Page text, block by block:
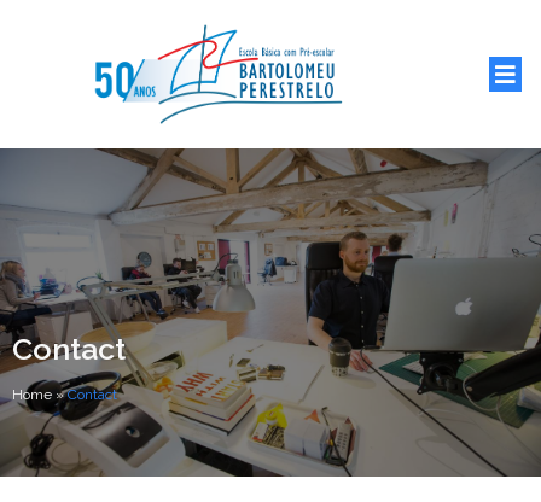
Contact
Home »Contact